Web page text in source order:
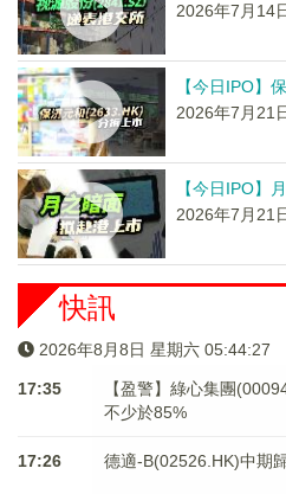
2026年7月14
【今日IPO】
2026年7月21
【今日IPO】
2026年7月21
快訊
2026年8月8日 星期六 05:44:28
17:35
【盈警】綠心集團
不少於85%
17:26 德適-B(02526.HK)中期